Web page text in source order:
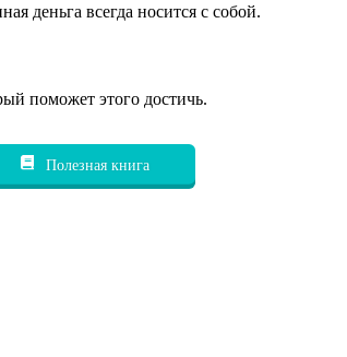
деньга всегда носится с собой.
поможет этого достичь.
Полезная книга